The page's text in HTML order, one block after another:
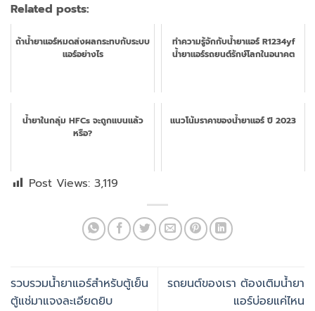
Related posts:
ถ้าน้ำยาแอร์หมดส่งผลกระทบกับระบบ
แอร์อย่างไร
ทำความรู้จักกับน้ำยาแอร์ R1234yf
น้ำยาแอร์รถยนต์รักษ์โลกในอนาคต
น้ำยาในกลุ่ม HFCs จะถูกแบนแล้ว
หรือ?
แนวโน้มราคาของน้ำยาแอร์ ปี 2023
Post Views: 3,119
รวบรวมน้ำยาแอร์สำหรับตู้เย็น
ตู้แช่มาแจงละเอียดยิบ
รถยนต์ของเรา ต้องเติมน้ำยา
แอร์บ่อยแค่ไหน